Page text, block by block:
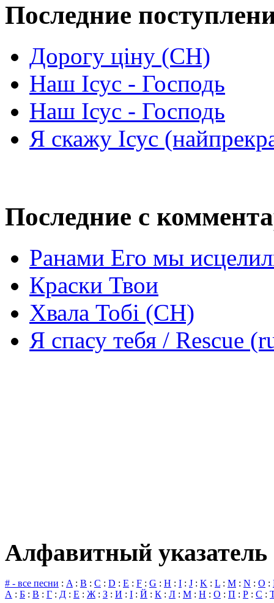
Последние
Дорогу ціну (СН)
Наш Ісус - Господь
Наш Ісус - Господь
Я скажу Ісус
Последние с
Ранами Его мы
Краски Твои
Хвала Тобі (СН)
Я спасу тебя / Rescue
Алфавитный указатель
# - все песни : A: B : C : D : E : F : G : H : I : J : K : L : M : N : O :
А : Б : В : Г : Д : Е : Ж: З : И : І : Й : К : Л : М : Н : О : П : Р : С :